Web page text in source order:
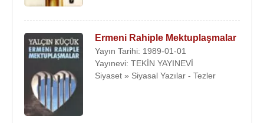
Ermeni Rahiple Mektuplaşmalar
Yayın Tarihi: 1989-01-01
Yayınevi: TEKİN YAYINEVİ
Siyaset » Siyasal Yazılar - Tezler